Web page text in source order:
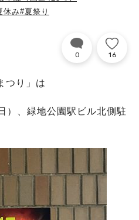
休み#夏祭り
0 16
つり」は
）、緑地公園駅ビル北側駐